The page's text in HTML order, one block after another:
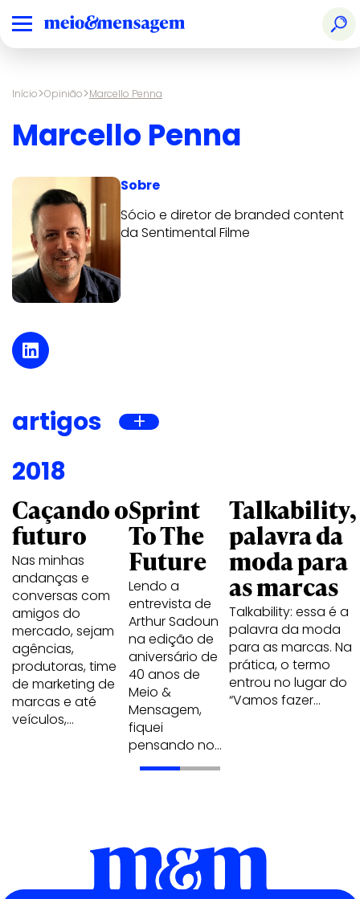
Início>Opinião>Marcello Penna
Marcello Penna
Sobre
Sócio e diretor de branded content
da Sentimental Filme
artigos
2018
Caçando o
futuro
Nas minhas
andanças e
conversas com
amigos do
mercado, sejam
agências,
produtoras, time
de marketing de
marcas e até
veículos,…
Sprint
To The
Future
Lendo a
entrevista de
Arthur Sadoun
na edição de
aniversário de
40 anos de
Meio &
Mensagem,
fiquei
pensando no…
Talkability,
palavra da
moda para
as marcas
Talkability: essa é a
palavra da moda
para as marcas. Na
prática, o termo
entrou no lugar do
“Vamos fazer…